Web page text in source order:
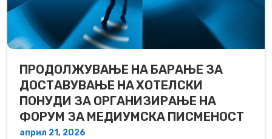
ПРОДОЛЖУВАЊЕ НА БАРАЊЕ ЗА
ДОСТАВУВАЊЕ НA ХОТЕЛСКИ
ПОНУДИ ЗА ОРГАНИЗИРАЊЕ НА
ФОРУМ ЗА МЕДИУМСКА ПИСМЕНОСТ
април 21, 2026